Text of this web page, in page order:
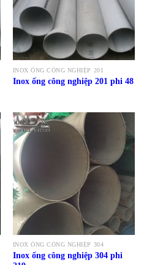
INOX ỐNG CÔNG NGHIỆP 201
Inox ống công nghiệp 201 phi 48
INOX ỐNG CÔNG NGHIỆP 304
Inox ống công nghiệp 304 phi